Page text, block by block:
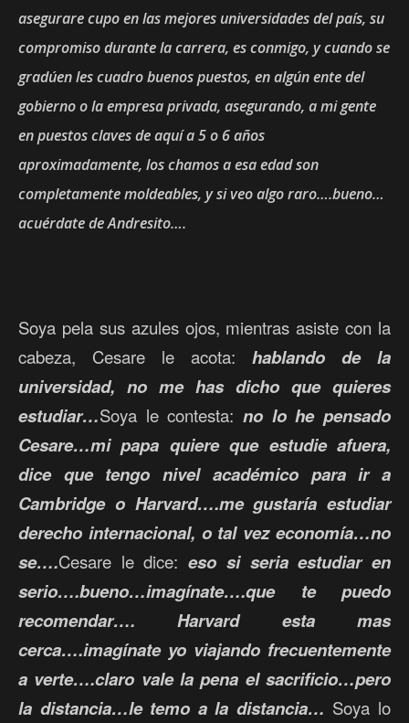
asegurare cupo en las mejores universidades del país, su
compromiso durante la carrera, es conmigo, y cuando se
gradúen les cuadro buenos puestos, en algún ente del
gobierno o la empresa privada, asegurando, a mi gente
en puestos claves de aquí a 5 o 6 años
aproximadamente, los chamos a esa edad son
completamente moldeables, y si veo algo raro….bueno…
acuérdate de Andresito….
Soya pela sus azules ojos, mientras asiste con la
cabeza, Cesare le acota: hablando de la
universidad, no me has dicho que quieres
estudiar…Soya le contesta: no lo he pensado
Cesare…mi papa quiere que estudie afuera,
dice que tengo nivel académico para ir a
Cambridge o Harvard….me gustaría estudiar
derecho internacional, o tal vez economía…no
se….Cesare le dice:eso si seria estudiar en
serio….bueno…imagínate….que te puedo
recomendar…. Harvard esta mas
cerca….imagínate yo viajando frecuentemente
a verte….claro vale la pena el sacrificio…pero
la distancia…le temo a la distancia… Soya lo